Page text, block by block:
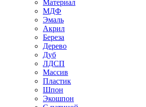
Материал
МДФ
Эмаль
Акрил
Береза
Дерево
Дуб
ЛДСП
Массив
Пластик
Шпон
Экошпон